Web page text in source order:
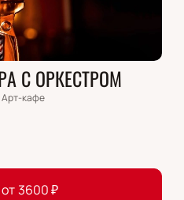
С ОРКЕСТРОМ
Арт-кафе
3600₽